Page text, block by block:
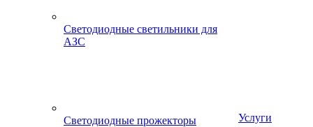
Светодиодные светильники для
АЗС
Светодиодные прожекторы
Услуги